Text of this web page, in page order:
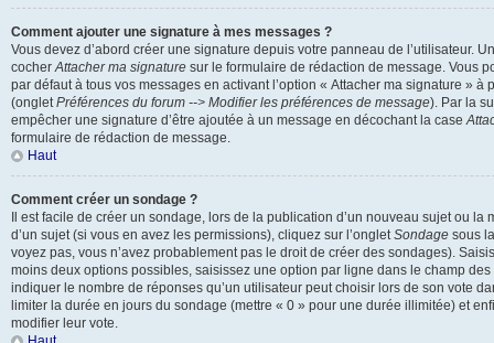
Comment ajouter une signature à mes messages ?
Vous devez d’abord créer une signature depuis votre panneau de l’utilisateur.
cocherAttacher ma signature sur le formulaire de rédaction de message. Vous
par défaut à tous vos messages en activant l’option « Attacher ma signature » à
(ongletPréférences du forum --> Modifier les préférences de message). Par la
empêcher une signature d’être ajoutée à un message en décochant la case
formulaire de rédaction de message.
Haut
Comment créer un sondage ?
Il est facile de créer un sondage, lors de la publication d’un nouveau sujet ou
d’un sujet (si vous en avez les permissions), cliquez sur l’ongletSondage sous
voyez pas, vous n’avez probablement pas le droit de créer des sondages).
moins deux options possibles, saisissez une option par ligne dans le champ
indiquer le nombre de réponses qu’un utilisateur peut choisir lors de son vote
limiter la durée en jours du sondage (mettre « 0 » pour une durée illimitée) et
modifier leur vote.